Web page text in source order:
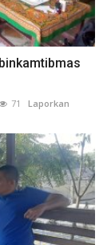
71 Laporkan